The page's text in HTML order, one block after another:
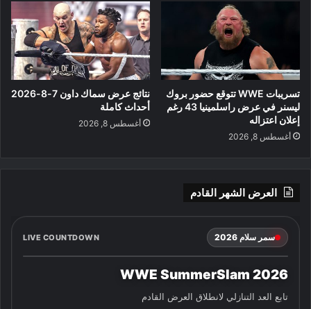
تسريبات WWE تتوقع حضور بروك
ليسنر في عرض راسلمينيا 43 رغم
إعلان اعتزاله
أغسطس 8, 2026
نتائج عرض سماك داون 7-8-2026
أحداث كاملة
أغسطس 8, 2026
العرض الشهر القادم
سمر سلام 2026 LIVE COUNTDOWN
WWE SummerSlam 2026
تابع العد التنازلي لانطلاق العرض القادم